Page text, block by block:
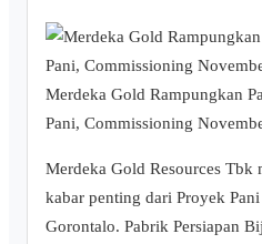
Merdeka Gold Rampungkan
Pani, Commissioning
Merdeka Gold Resources Tbk
kabar penting dari Proyek
Gorontalo. Pabrik Persiapan